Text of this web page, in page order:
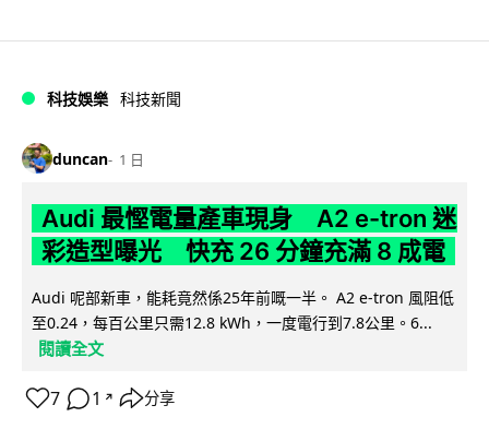
科技娛樂 科技新聞
duncan 1 日
Audi 最慳電量產車現身 A2 e-tron 迷
彩造型曝光 快充 26 分鐘充滿 8 成電
Audi 呢部新車，能耗竟然係25年前嘅一半。 A2 e-tron 風阻低
至0.24，每百公里只需12.8 kWh，一度電行到7.8公里。6...
閱讀全文
7 1 ↗ 分享